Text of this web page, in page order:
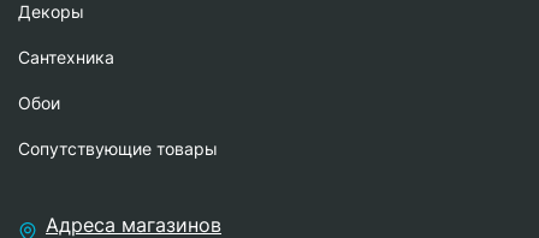
Декоры
Сантехника
Обои
Сопутствующие товары
Адреса магазинов